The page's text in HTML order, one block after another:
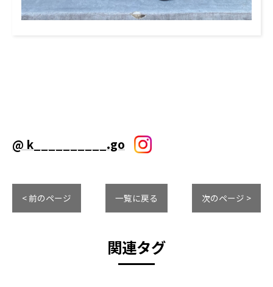
@ k__________.go
< 前のページ 一覧に戻る 次のページ >
関連タグ